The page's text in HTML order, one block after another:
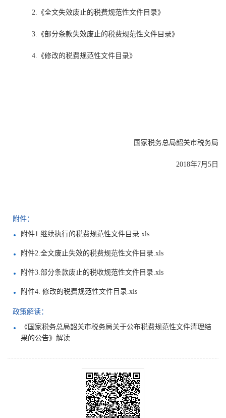
2.《全文失效废止的税费规范性文件目录》
3.《部分条款失效废止的税费规范性文件目录》
4.《修改的税费规范性文件目录》
国家税务总局韶关市税务局
2018年7月5日
附件：
附件1.继续执行的税费规范性文件目录.xls
附件2.全文废止失效的税费规范性文件目录.xls
附件3.部分条款废止的税收规范性文件目录.xls
附件4. 修改的税费规范性文件目录.xls
政策解读：
《国家税务总局韶关市税务局关于公布税费规范性文件清理结
果的公告》解读